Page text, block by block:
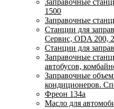
Заправочные
1500
Заправочные
Станции для
Сервис, ODA 200,
Станции для
Заправочные
автобусов,
Заправочные
кондиционеров.
Фреон 134a
Масло для